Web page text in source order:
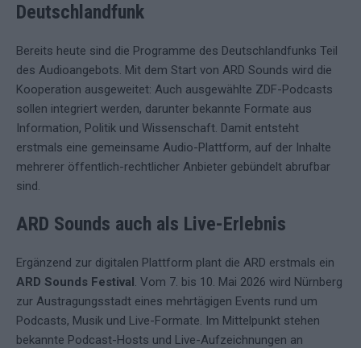
Deutschlandfunk
Bereits heute sind die Programme des Deutschlandfunks Teil
des Audioangebots. Mit dem Start von ARD Sounds wird die
Kooperation ausgeweitet: Auch ausgewählte ZDF-Podcasts
sollen integriert werden, darunter bekannte Formate aus
Information, Politik und Wissenschaft. Damit entsteht
erstmals eine gemeinsame Audio-Plattform, auf der Inhalte
mehrerer öffentlich-rechtlicher Anbieter gebündelt abrufbar
sind.
ARD Sounds auch als Live-Erlebnis
Ergänzend zur digitalen Plattform plant die ARD erstmals ein
ARD Sounds Festival. Vom 7. bis 10. Mai 2026 wird Nürnberg
zur Austragungsstadt eines mehrtägigen Events rund um
Podcasts, Musik und Live-Formate. Im Mittelpunkt stehen
bekannte Podcast-Hosts und Live-Aufzeichnungen an